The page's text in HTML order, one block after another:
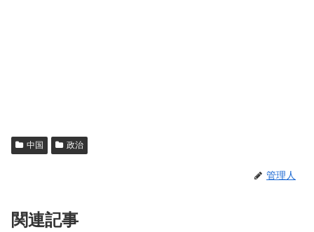
中国 政治
管理人
関連記事